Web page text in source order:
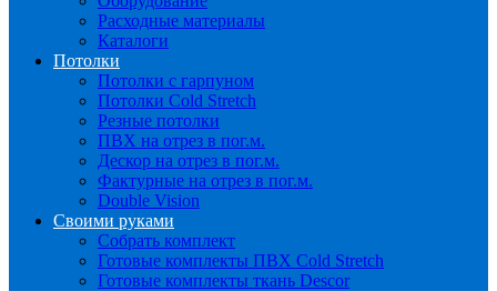
Расходные материалы
Каталоги
Потолки
Потолки с гарпуном
Потолки Cold Stretch
Резные потолки
ПВХ на отрез в пог.м.
Дескор на отрез в пог.м.
Фактурные на отрез в пог.м.
Double Vision
Своими руками
Собрать комплект
Готовые комплекты ПВХ Cold Stretch
Готовые комплекты ткань Descor